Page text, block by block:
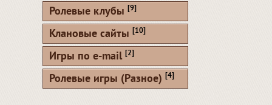
Ролевые клубы [9]
Клановые сайты [10]
Игры по e-mail [2]
Ролевые игры (Разное) [4]